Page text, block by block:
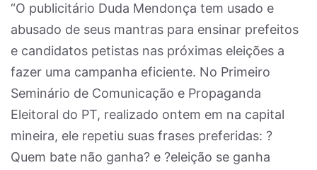
“O publicitário Duda Mendonça tem usado e
abusado de seus mantras para ensinar prefeitos
e candidatos petistas nas próximas eleições a
fazer uma campanha eficiente. No Primeiro
Seminário de Comunicação e Propaganda
Eleitoral do PT, realizado ontem em na capital
mineira, ele repetiu suas frases preferidas: ?
Quem bate não ganha? e ?eleição se ganha